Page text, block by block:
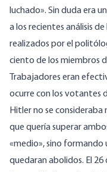
luchado». Sin duda era
a los recientes análisis
realizados por el
ciento de los miembros
Trabajadores eran
ocurre con los votantes
Hitler no se consideraba
que quería superar
«medio», sino formando
quedaran abolidos. El